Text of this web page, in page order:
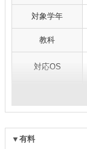
対象学年
教科
対応OS
▼有料